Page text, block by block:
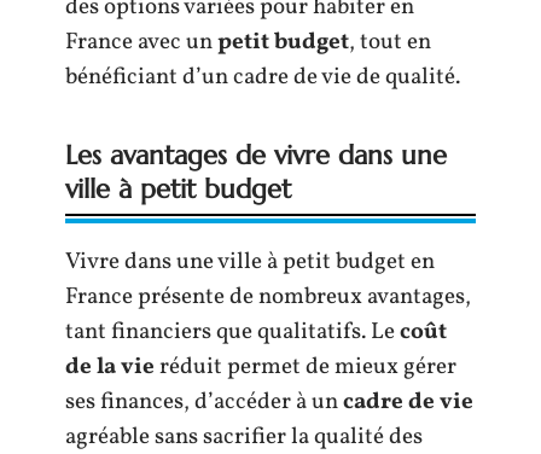
des options variées pour habiter en
France avec unpetit budget, tout en
bénéficiant d’un cadre de vie de qualité.
Les avantages de vivre dans une
ville à petit budget
Vivre dans une ville à petit budget en
France présente de nombreux avantages,
tant financiers que qualitatifs. Lecoût
de la vieréduit permet de mieux gérer
ses finances, d’accéder à uncadre de vie
agréable sans sacrifier la qualité des